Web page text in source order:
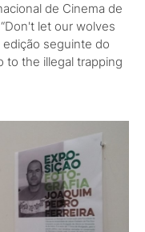
de Cinema de
let our wolves
edição seguinte do
to the illegal trapping